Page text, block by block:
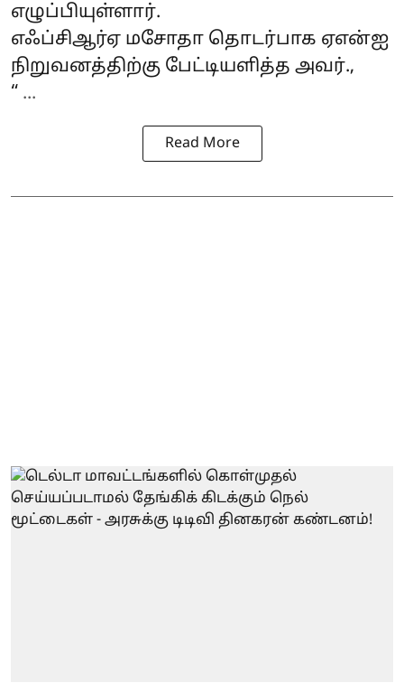
எழுப்பியுள்ளார்.
எஃப்சிஆர்ஏ மசோதா தொடர்பாக ஏஎன்ஐ
நிறுவனத்திற்கு பேட்டியளித்த அவர்.,
“ ...
Read More